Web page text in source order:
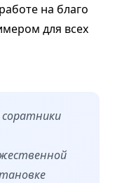
на благо
для всех
соратники